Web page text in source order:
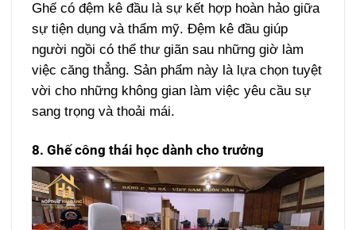
Ghế có đệm kê đầu là sự kết hợp hoàn hảo giữa
sự tiện dụng và thẩm mỹ. Đệm kê đầu giúp
người ngồi có thể thư giãn sau những giờ làm
việc căng thẳng. Sản phẩm này là lựa chọn tuyệt
vời cho những không gian làm việc yêu cầu sự
sang trọng và thoải mái.
8. Ghế công thái học dành cho trưởng